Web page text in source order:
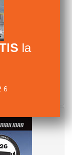
la